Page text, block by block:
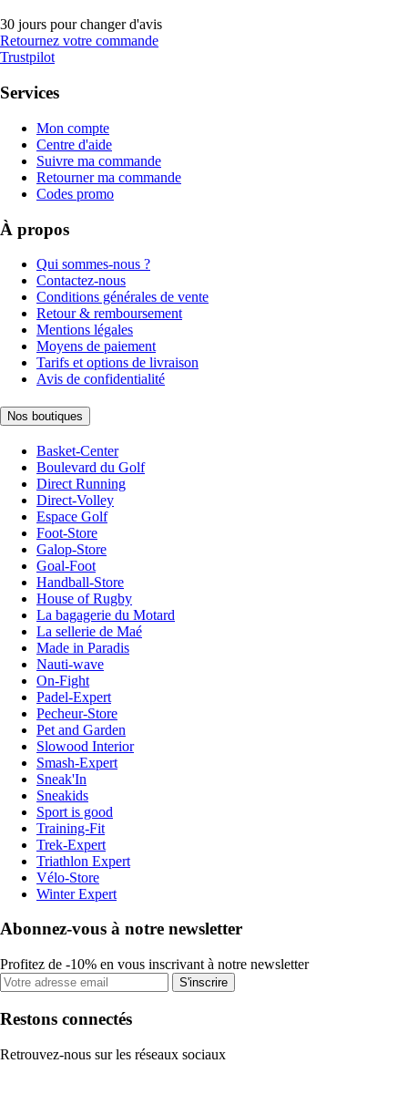
30 jours pour changer d'avis
Retournez votre commande
Trustpilot
Services
Mon compte
Centre d'aide
Suivre ma commande
Retourner ma commande
Codes promo
À propos
Qui sommes-nous ?
Contactez-nous
Conditions générales de vente
Retour & remboursement
Mentions légales
Moyens de paiement
Tarifs et options de livraison
Avis de confidentialité
Nos boutiques
Basket-Center
Boulevard du Golf
Direct Running
Direct-Volley
Espace Golf
Foot-Store
Galop-Store
Goal-Foot
Handball-Store
House of Rugby
La bagagerie du Motard
La sellerie de Maé
Made in Paradis
Nauti-wave
On-Fight
Padel-Expert
Pecheur-Store
Pet and Garden
Slowood Interior
Smash-Expert
Sneak'In
Sneakids
Sport is good
Training-Fit
Trek-Expert
Triathlon Expert
Vélo-Store
Winter Expert
Abonnez-vous à notre newsletter
Profitez de -10% en vous inscrivant à notre newsletter
S'inscrire
Restons connectés
Retrouvez-nous sur les réseaux sociaux